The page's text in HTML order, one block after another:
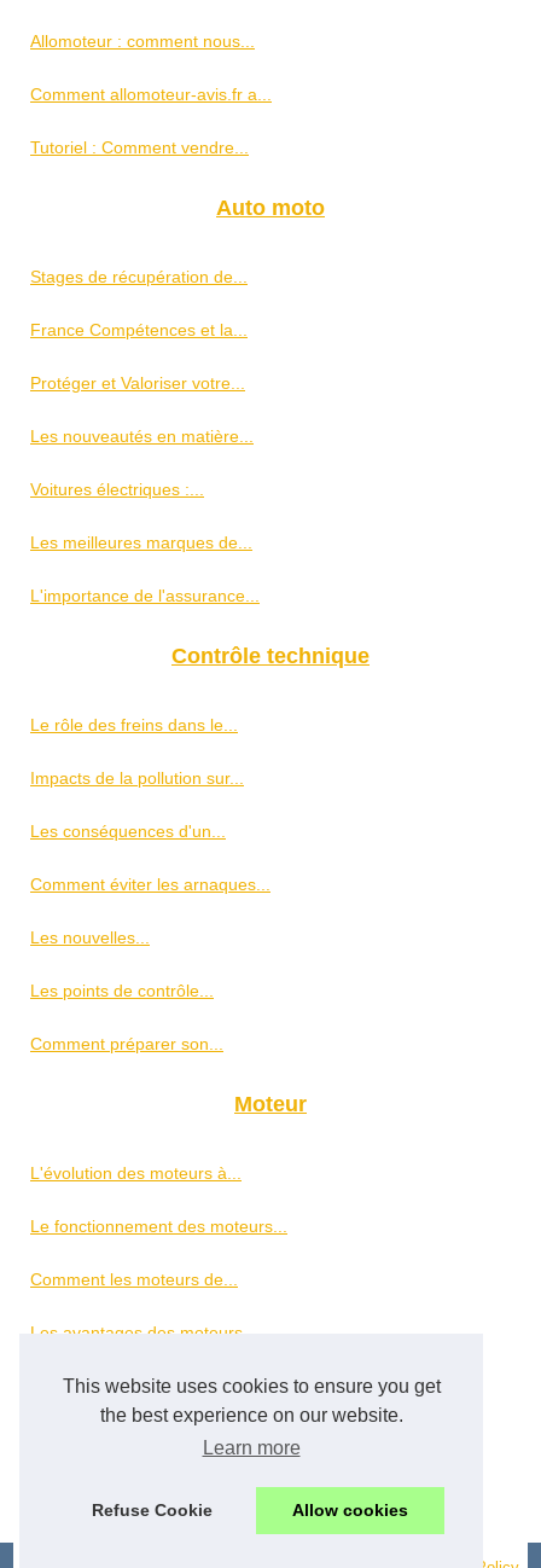
This website uses cookies to ensure you get
the best experience on our website.
Learn more
Refuse Cookie Allow cookies
Allomoteur : comment nous...
Comment allomoteur-avis.fr a...
Tutoriel : Comment vendre...
Auto moto
Stages de récupération de...
France Compétences et la...
Protéger et Valoriser votre...
Les nouveautés en matière...
Voitures électriques :...
Les meilleures marques de...
L'importance de l'assurance...
Contrôle technique
Le rôle des freins dans le...
Impacts de la pollution sur...
Les conséquences d'un...
Comment éviter les arnaques...
Les nouvelles...
Les points de contrôle...
Comment préparer son...
Moteur
L'évolution des moteurs à...
Le fonctionnement des moteurs...
Comment les moteurs de...
Les avantages des moteurs...
L'importance de l'huile...
Moteurs électriques :...
Les avantages de l'entretien...